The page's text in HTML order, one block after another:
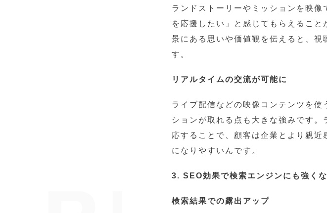
ランドストーリーやミッションを映
を応援したい」と感じてもらえるこ
景にある思いや価値観を伝えると、
す。
リアルタイムの交流が可能に
ライブ配信などの映像コンテンツを
ションが取れる点も大きな強みです
応することで、顧客は企業とより親
になりやすいんです。
3. SEO効果で検索エンジンにも強く
検索結果での露出アップ